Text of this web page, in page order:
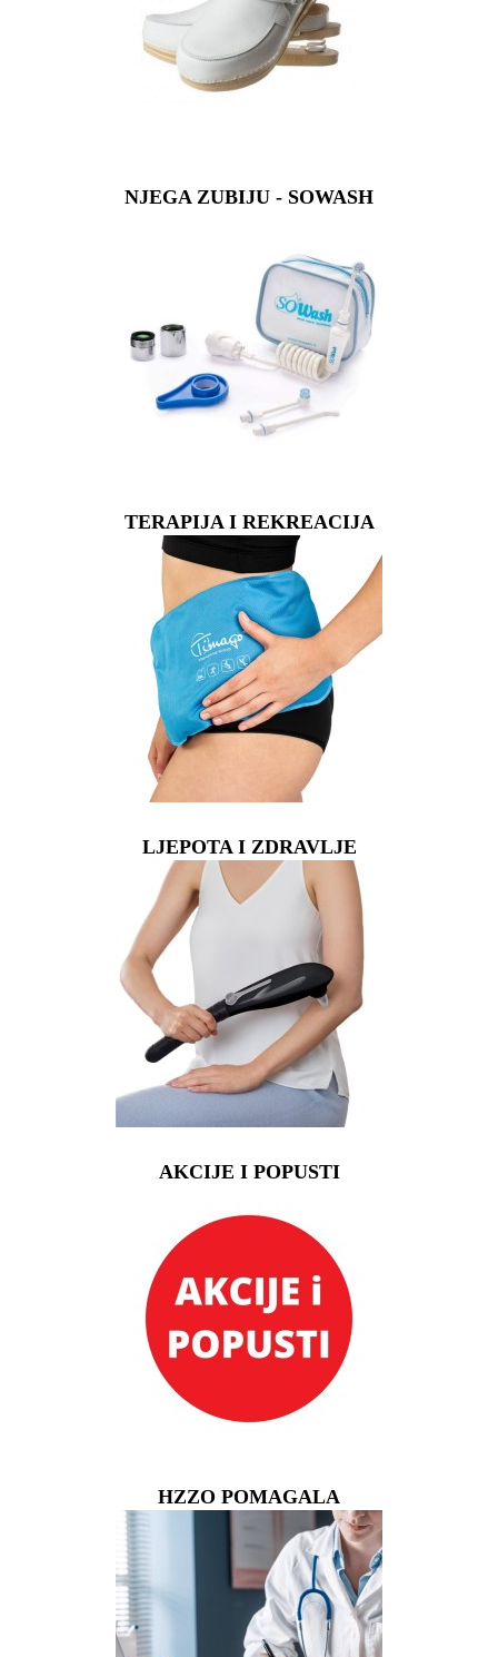
NJEGA ZUBIJU - SOWASH
TERAPIJA I REKREACIJA
LJEPOTA I ZDRAVLJE
AKCIJE I POPUSTI
HZZO POMAGALA